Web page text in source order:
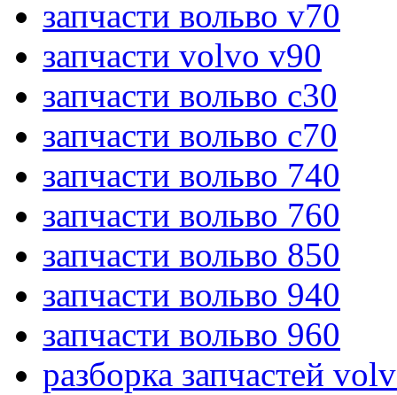
запчасти вольво v70
запчасти volvo v90
запчасти вольво c30
запчасти вольво c70
запчасти вольво 740
запчасти вольво 760
запчасти вольво 850
запчасти вольво 940
запчасти вольво 960
разборка запчастей